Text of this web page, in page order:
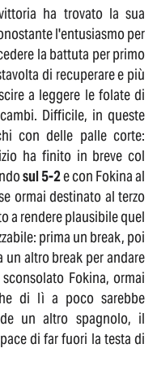
ha trovato la sua
l'entusiasmo per
la battuta per primo
di recuperare e più
a leggere le folate di
Difficile, in queste
con delle palle corte:
ha finito in breve col
sul 5-2e con Fokina al
ormai destinato al terzo
a rendere plausibile quel
prima un break, poi
altro break per andare
Fokina, ormai
di lì a poco sarebbe
un altro spagnolo, il
di far fuori la testa di